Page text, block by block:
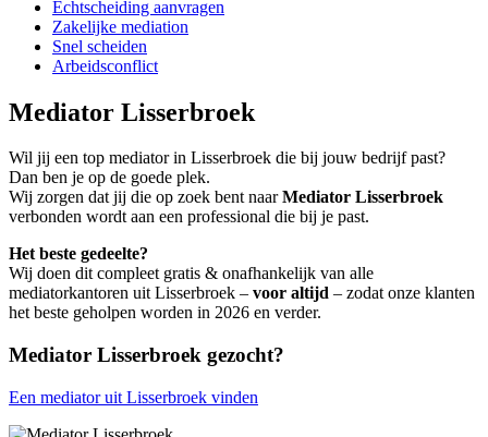
Echtscheiding aanvragen
Zakelijke mediation
Snel scheiden
Arbeidsconflict
Mediator Lisserbroek
Wil jij een top mediator in Lisserbroek die bij jouw bedrijf past?
Dan ben je op de goede plek.
Wij zorgen dat jij die op zoek bent naarMediator Lisserbroek
verbonden wordt aan een professional die bij je past.
Het beste gedeelte?
Wij doen dit compleet gratis & onafhankelijk van alle
mediatorkantoren uit Lisserbroek – voor altijd – zodat onze klanten
het beste geholpen worden in 2026 en verder.
Mediator Lisserbroek gezocht?
Een mediator uit Lisserbroek vinden